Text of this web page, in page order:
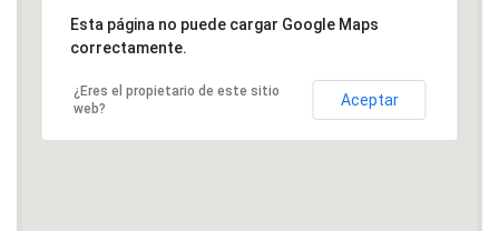
Esta página no puede cargar Google Maps
correctamente.
¿Eres el propietario de este sitio
web?
Aceptar